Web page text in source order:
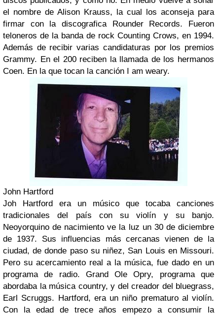
el nombre de Alison Krauss, la cual los aconseja para
firmar con la discografica Rounder Records. Fueron
teloneros de la banda de rock Counting Crows, en 1994.
Además de recibir varias candidaturas por los premios
Grammy. En el 200 reciben la llamada de los hermanos
Coen. En la que tocan la canción I am weary.
John Hartford
Joh Hartford era un músico que tocaba canciones
tradicionales del país con su violín y su banjo.
Neoyorquino de nacimiento ve la luz un 30 de diciembre
de 1937. Sus influencias más cercanas vienen de la
ciudad, de donde paso su niñez, San Louis en Missouri.
Pero su acercamiento real a la música, fue dado en un
programa de radio. Grand Ole Opry, programa que
abordaba la música country, y del creador del bluegrass,
Earl Scruggs. Hartford, era un niño prematuro al violín.
Con la edad de trece años empezo a consumir la